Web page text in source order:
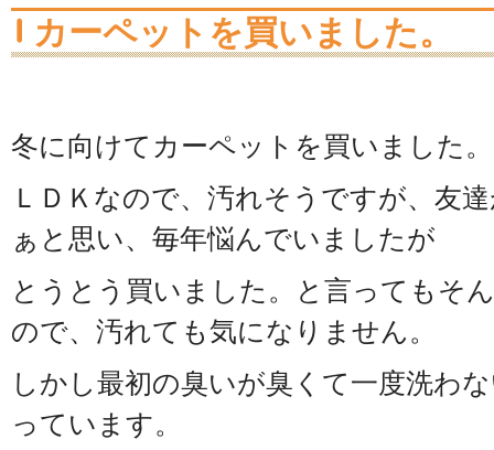
カーペットを買いました。
冬に向けてカーペットを買いました。
ＬＤＫなので、汚れそうですが、友
ぁと思い、毎年悩んでいましたが
とうとう買いました。と言ってもそ
ので、汚れても気になりません。
しかし最初の臭いが臭くて一度洗わ
っています。